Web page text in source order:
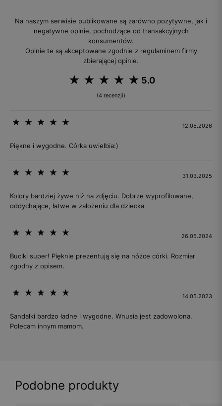
Na naszym serwisie publikowane są zarówno pozytywne, jak i
negatywne opinie, pochodzące od transakcyjnych
konsumentów.
Opinie te są akceptowane zgodnie z regulaminem firmy
zbierającej opinie.
5.0
(4 recenzji)
12.05.2026
Piękne i wygodne. Córka uwielbia:)
31.03.2025
Kolory bardziej żywe niż na zdjęciu. Dobrze wyprofilowane,
oddychające, łatwe w założeniu dla dziecka
26.05.2024
Buciki super! Pięknie prezentują się na nóżce córki. Rozmiar
zgodny z opisem.
14.05.2023
Sandałki bardzo ładne i wygodne. Wnusia jest zadowolona.
Polecam innym mamom.
Podobne produkty